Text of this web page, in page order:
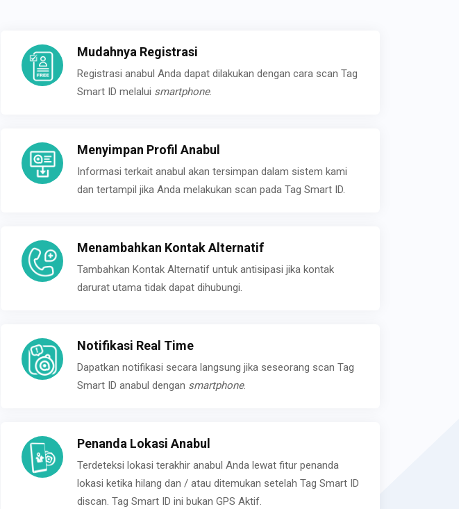
Mudahnya Registrasi
Registrasi anabul Anda dapat dilakukan dengan cara scan Tag
Smart ID melalui smartphone.
Menyimpan Profil Anabul
Informasi terkait anabul akan tersimpan dalam sistem kami
dan tertampil jika Anda melakukan scan pada Tag Smart ID.
Menambahkan Kontak Alternatif
Tambahkan Kontak Alternatif untuk antisipasi jika kontak
darurat utama tidak dapat dihubungi.
Notifikasi Real Time
Dapatkan notifikasi secara langsung jika seseorang scan Tag
Smart ID anabul dengan smartphone.
Penanda Lokasi Anabul
Terdeteksi lokasi terakhir anabul Anda lewat fitur penanda
lokasi ketika hilang dan / atau ditemukan setelah Tag Smart ID
discan. Tag Smart ID ini bukan GPS Aktif.